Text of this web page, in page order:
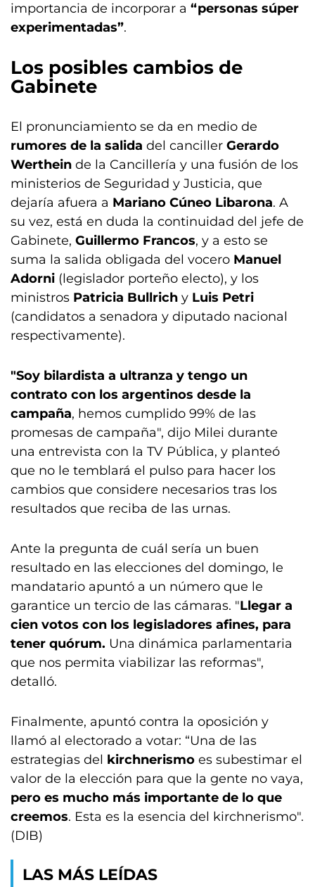
importancia de incorporar a “personas súper
experimentadas”.
Los posibles cambios de
Gabinete
El pronunciamiento se da en medio de
rumores de la salida del canciller Gerardo
Werthein de la Cancillería y una fusión de los
ministerios de Seguridad y Justicia, que
dejaría afuera a Mariano Cúneo Libarona. A
su vez, está en duda la continuidad del jefe de
Gabinete, Guillermo Francos, y a esto se
suma la salida obligada del vocero Manuel
Adorni (legislador porteño electo), y los
ministros Patricia Bullrich y Luis Petri
(candidatos a senadora y diputado nacional
respectivamente).
"Soy bilardista a ultranza y tengo un
contrato con los argentinos desde la
campaña, hemos cumplido 99% de las
promesas de campaña", dijo Milei durante
una entrevista con la TV Pública, y planteó
que no le temblará el pulso para hacer los
cambios que considere necesarios tras los
resultados que reciba de las urnas.
Ante la pregunta de cuál sería un buen
resultado en las elecciones del domingo, le
mandatario apuntó a un número que le
garantice un tercio de las cámaras. "Llegar a
cien votos con los legisladores afines, para
tener quórum. Una dinámica parlamentaria
que nos permita viabilizar las reformas",
detalló.
Finalmente, apuntó contra la oposición y
llamó al electorado a votar: “Una de las
estrategias del kirchnerismo es subestimar el
valor de la elección para que la gente no vaya,
pero es mucho más importante de lo que
creemos. Esta es la esencia del kirchnerismo".
(DIB)
LAS MÁS LEÍDAS